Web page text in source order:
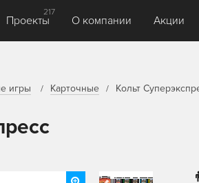
Проекты
217
О компании Акции
игры Карточные Кольт